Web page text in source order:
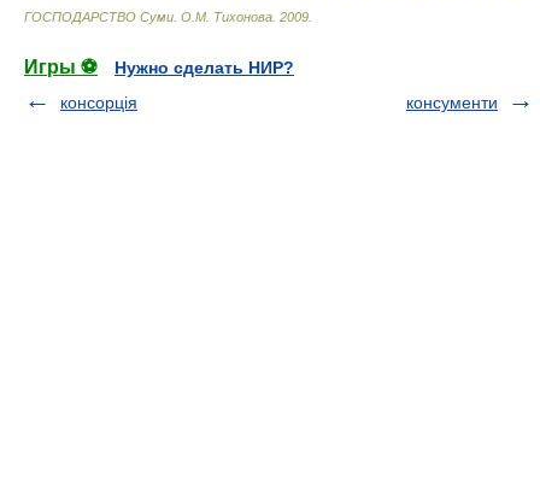
ГОСПОДАРСТВО Суми О.М. Тихонова 2009
Игры ⚽
Нужно сделать НИР?
консорція
консументи